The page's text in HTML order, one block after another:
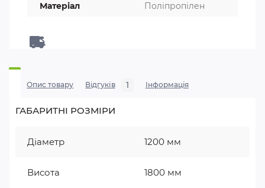
Матеріал Поліпропілен
Опис товару Відгуків 1 Iнформація
ГАБАРИТНІ РОЗМІРИ
Діаметр 1200 мм
Висота 1800 мм